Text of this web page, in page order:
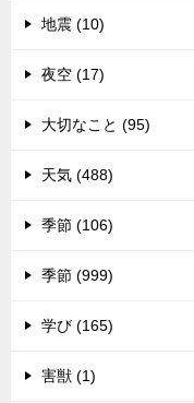
地震 (10)
夜空 (17)
大切なこと (95)
天気 (488)
季節 (106)
季節 (999)
学び (165)
害獣 (1)